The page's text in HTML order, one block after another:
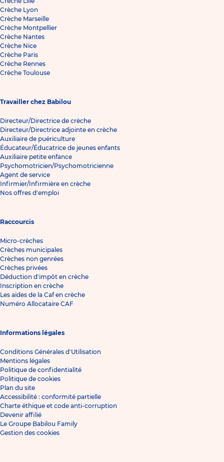
Crèche Lyon
Crèche Marseille
Crèche Montpellier
Crèche Nantes
Crèche Nice
Crèche Paris
Crèche Rennes
Crèche Toulouse
Travailler chez Babilou
Directeur/Directrice de crèche
Directeur/Directrice adjointe en crèche
Auxiliaire de puériculture
Éducateur/Éducatrice de jeunes enfants
Auxiliaire petite enfance
Psychomotricien/Psychomotricienne
Agent de service
Infirmier/Infirmière en crèche
Nos offres d'emploi
Raccourcis
Micro-crèches
Crèches municipales
Crèches non genrées
Crèches privées
Déduction d'impôt en crèche
Inscription en crèche
Les aides de la Caf en crèche
Numéro Allocataire CAF
Informations légales
Conditions Générales d'Utilisation
Mentions légales
Politique de confidentialité
Politique de cookies
Plan du site
Accessibilité : conformité partielle
Charte éthique et code anti-corruption
Devenir affilié
Le Groupe Babilou Family
Gestion des cookies